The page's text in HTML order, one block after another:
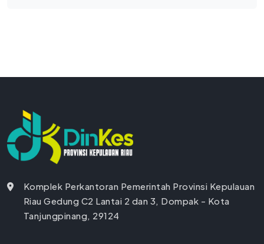
Komplek Perkantoran Pemerintah Provinsi Kepulauan
Riau Gedung C2 Lantai 2 dan 3, Dompak - Kota
Tanjungpinang, 29124